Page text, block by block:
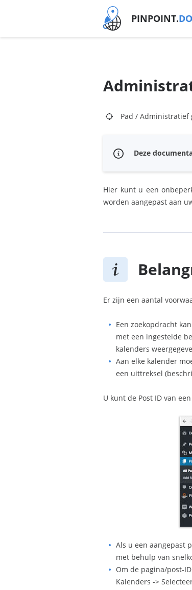
PINPOINT.
Pad / Administratief
Deze
Hier kunt u een
worden aangepast aan
Er zijn een aantal
Een zoekopdracht
met een ingestelde
kalenders
Aan elke kalender
een uittreksel
U kunt de Post ID van
Als u een aangepast
met behulp van
Om de pagina/post-
Kalenders ->